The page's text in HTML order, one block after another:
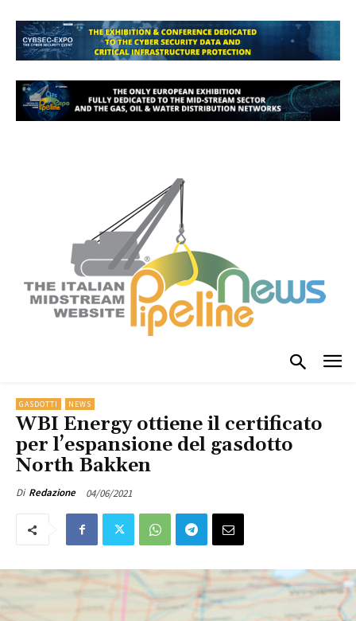
GASDOTTI NEWS
WBI Energy ottiene il certificato
per l’espansione del gasdotto
North Bakken
Di Redazione 04/06/2021